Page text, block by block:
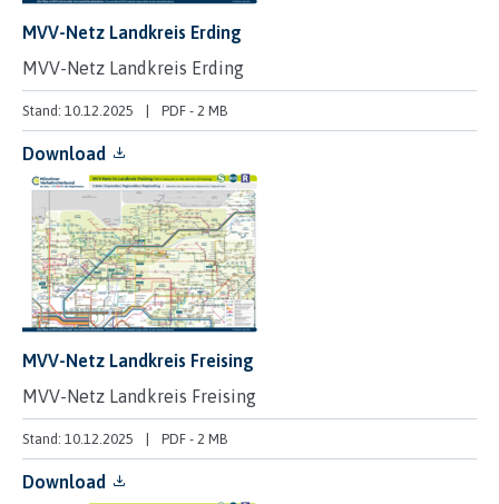
MVV-Netz Landkreis Erding
MVV-Netz Landkreis Erding
Stand: 10.12.2025 PDF - 2 MB
Download
MVV-Netz Landkreis Freising
MVV-Netz Landkreis Freising
Stand: 10.12.2025 PDF - 2 MB
Download